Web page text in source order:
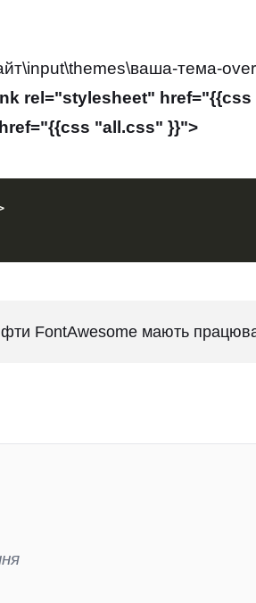
тема-
rel="stylesheet"
"all.css" }}">
FontAwesome мають